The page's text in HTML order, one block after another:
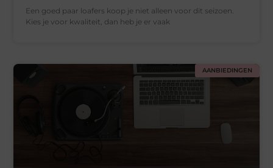
Een goed paar loafers koop je niet alleen voor dit seizoen.
Kies je voor kwaliteit, dan heb je er vaak
AANBIEDINGEN